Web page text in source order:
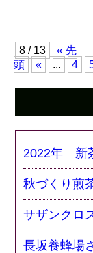
8 / 13
« 先
頭
« ... 4
2022年 新
秋づくり煎
サザンクロ
長坂養蜂場